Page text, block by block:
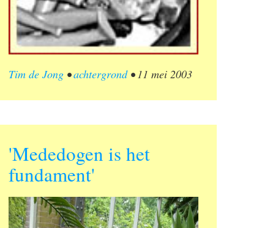
Tim de Jong •achtergrond•11 mei 2003
'Mededogen is het
fundament'